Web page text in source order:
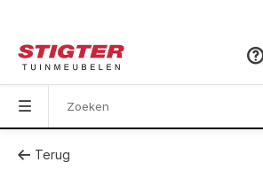
Terug